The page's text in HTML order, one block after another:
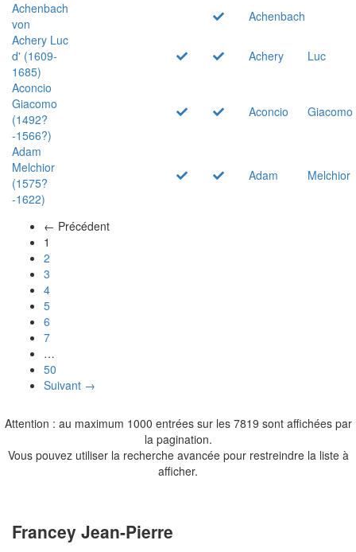
Achenbach
von
Achenbach
Achery Luc
d' (1609-
1685)
Achery
Luc
Aconcio
Giacomo
(1492?
-1566?)
Aconcio Giacomo
Adam
Melchior
(1575?
-1622)
Adam Melchior
← Précédent
1
2
3
4
5
6
7
…
50
Suivant →
Attention : au maximum 1000 entrées sur les 7819 sont affichées par
la pagination.
Vous pouvez utiliser la recherche avancée pour restreindre la liste à
afficher.
Francey Jean-Pierre